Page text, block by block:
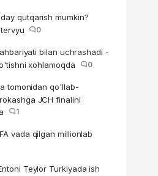
qutqarish mumkin?
0
bilan uchrashadi -
xohlamoqda
0
tomonidan qo'llab-
JCH finalini
1
vada qilgan millionlab
Teylor Turkiyada ish